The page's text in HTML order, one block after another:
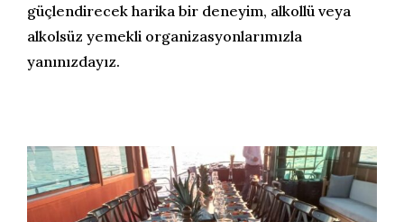
güçlendirecek harika bir deneyim, alkollü veya
alkolsüz yemekli organizasyonlarımızla
yanınızdayız.